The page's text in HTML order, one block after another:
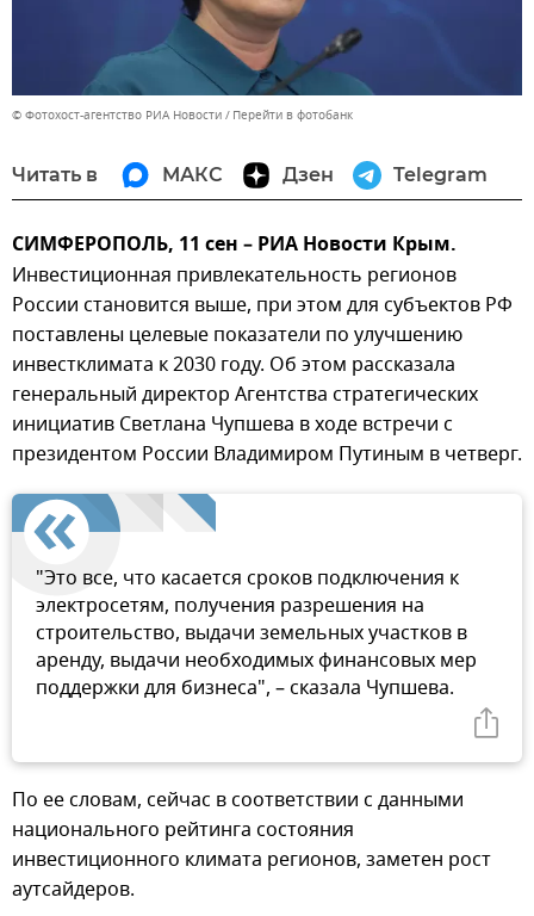
© Фотохост-агентство РИА Новости Перейти в фотобанк
Читать в МАКС Дзен Telegram
СИМФЕРОПОЛЬ, 11 сен – РИА Новости Крым.
Инвестиционная привлекательность регионов
России становится выше, при этом для субъектов РФ
поставлены целевые показатели по улучшению
инвестклимата к 2030 году. Об этом рассказала
генеральный директор Агентства стратегических
инициатив Светлана Чупшева в ходе встречи с
президентом России Владимиром Путиным в четверг.
"Это все, что касается сроков подключения к
электросетям, получения разрешения на
строительство, выдачи земельных участков в
аренду, выдачи необходимых финансовых мер
поддержки для бизнеса", – сказала Чупшева.
По ее словам, сейчас в соответствии с данными
национального рейтинга состояния
инвестиционного климата регионов, заметен рост
аутсайдеров.